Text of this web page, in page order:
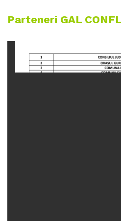
Parteneri GAL